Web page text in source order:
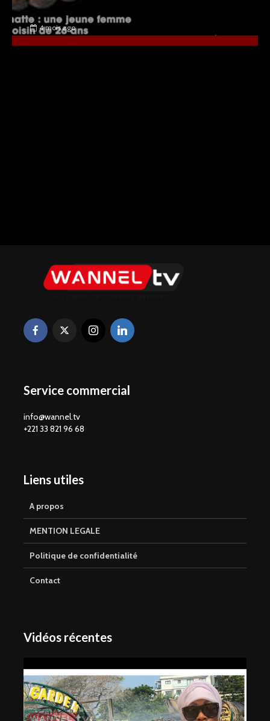
4 mois ago
Service commercial
info@wannel.tv
+221 33 821 96 68
Liens utiles
A propos
MENTION LEGALE
Politique de confidentialité
Contact
Vidéos récentes